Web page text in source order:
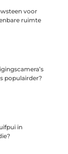
voor
ruimte
populairder?
in